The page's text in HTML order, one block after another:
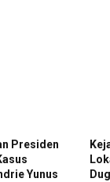
Presiden
Yunus